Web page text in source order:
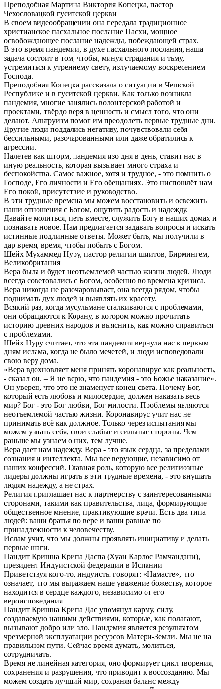
Преподобная Мартина Виктория Копецка, пастор
Чехословацкой гуситской церкви
В своем видеообращении она передала традиционное
христианское пасхальное послание Пасхи, мощное
освобождающее послание надежды, побеждающей страх.
В это время пандемии, в духе пасхального послания, наша
задача состоит в том, чтобы, минуя страдания и тьму,
устремиться к утреннему свету, излучаемому воскресением
Господа.
Преподобная Копецка рассказала о ситуации в Чешской
Республике и в гуситской церкви. Как только возникла
пандемия, многие занялись волонтерской работой и
проектами, твёрдо веря в ценность и смысл того, что они
делают. Альтруизм помог им преодолеть первые трудные дни.
Другие люди поддались негативу, почувствовали себя
бессильными, разочарованными или даже обратились к
агрессии.
Налетев как шторм, пандемия изо дня в день, ставит нас в
иную реальность, которая вызывает много страха и
беспокойства. Самое важное, хотя и трудное, - это помнить о
Господе, Его личности и Его обещаниях. Это ниспошлёт нам
Его покой, присутствие и руководство.
В эти трудные времена мы можем восстановить и освежить
наши отношения с Богом, ощутить радость и надежду.
Давайте молиться, петь вместе, служить Богу в наших домах и
познавать новое. Нам предлагается задавать вопросы и искать
истинные подлинные ответы. Может быть, мы получили в
дар время, время, чтобы побыть с Богом.
Шейх Мухаммед Нуру, пастор религии шиитов, Бирмингем,
Великобритания
Вера была и будет неотъемлемой частью жизни людей. Люди
всегда советовались с Богом, особенно во времена кризиса.
Вера никогда не разочаровывает, она всегда рядом, чтобы
поднимать дух людей и выявлять их красоту.
Всякий раз, когда мусульмане сталкиваются с проблемами,
они обращаются к Корану, в котором можно прочитать
историю древних народов и выяснить, как можно справиться
с проблемами.
Шейх Нуру считает, что эта пандемия вернула нас к первым
дням ислама, когда не было мечетей, и люди исповедовали
свою веру дома.
«Вера вдохновляет меня принять коронавирус как реальность,
- сказал он. – Я не верю, что пандемия - это Божье наказание».
Он уверен, что это не знаменует конец света. Почему Бог,
который есть любовь и милосердие, должен наказать весь
мир? Бог - это Бог любви, Бог милости. Проблемы являются
неотъемлемой частью жизни. Коронавирус учит нас не
принимать всё как должное. Только через испытания мы
можем узнать себя, свои слабые и сильные стороны. Чем
раньше мы узнаем о них, тем лучше.
Вера дает нам надежду. Вера - это язык сердца, за пределами
сознания и интеллекта. Мы все верующие, независимо от
наших конфессий. Главная роль, которую все религиозные
лидеры должны играть в эти трудные времена, - это внушать
людям надежду, а не страх.
Религия приглашает нас к партнерству с заинтересованными
сторонами, такими как правительства, лица, формирующие
общественное мнение, практикующие врачи. Есть два типа
людей: ваши братья по вере и ваши равные по
принадлежности к человечеству.
Ислам учит, что мы должны проявлять инициативу и делать
первые шаги.
Пандит Кришна Крипа Даспа (Хуан Карлос Рамчандани),
президент Индуистской федерации в Испании
Приветствуя кого-то, индуисты говорят: «Намасте», что
означает, что мы выражаем наше уважение божеству, которое
находится в сердце каждого, независимо от его
вероисповедания.
Пандит Кришна Крипа Дас упомянул карму, силу,
создаваемую нашими действиями, которые, как полагают,
вызывают добро или зло. Пандемия является результатом
чрезмерной эксплуатации ресурсов Матери-Земли. Мы не на
правильном пути. Сейчас время думать, молиться,
сотрудничать.
Время не линейная категория, оно формирует цикл творения,
сохранения и разрушения, что приводит к воссозданию. Мы
можем создать лучший мир, сохраняя баланс между